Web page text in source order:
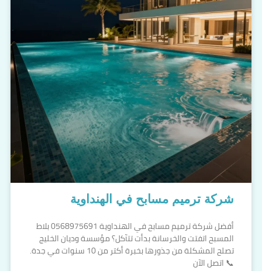
شركة ترميم مسابح في الهنداوية
أفضل شركة ترميم مسابح في الهنداوية 0568975691 بلاط
المسبح اتفتت والخرسانة بدأت تتآكل؟ مؤسسة وديان الخليج
تصلح المشكلة من جذورها بخبرة أكتر من 10 سنوات في جدة.
📞 اتصل الآن